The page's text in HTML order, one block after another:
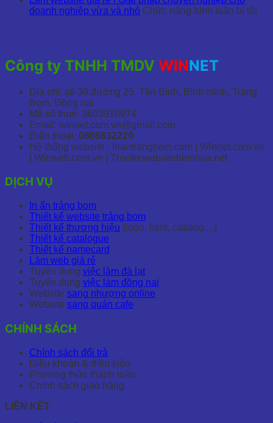
KHÁCH
Đẹp,
Bình
hợp
Mua
Kế
Ghế
Thất
Giá
Lý
doanh nghiêp vừa và nhỏ Chức năng bình luận bị tắtở
vừa
Công ty TNHH TMDV WINNET
Địa chỉ: số 39 đường 25, Tân Bình, Bình minh, Trảng
Bom, Đồng nai
Mã số thuế: 3603910974
Email: winnet.com.vn@gmail.com
Điện thoại: 0866632220
Hệ thống website : Inantrangbom.com | Winnet.com.vn
| Winweb.com.vn | Thietkewebsitebienhoa.net
DỊCH VỤ
In ấn trảng bom
Thiết kế website trảng bom
Thiết kế thương hiệu (logo, hsnl, catalog ...)
Thiết kế catalogue
Thiết kế namecard
Làm web giá rẻ
Tuyển dụng việc làm đà lạt
Tuyển dụng việc làm đồng nai
Website sang nhượng online
Website sang quán cafe
CHÍNH SÁCH
Chính sách đổi trả
Điều khoản & điều kiện
Phương thức thanh toán
Chính sách giao hàng
LIÊN KẾT